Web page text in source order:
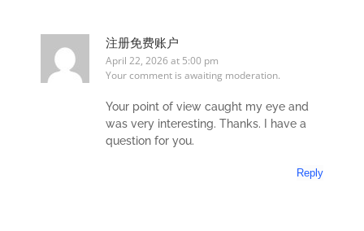
注册免费账户
April 22, 2026 at 5:00 pm
Your comment is awaiting moderation.
Your point of view caught my eye and
was very interesting. Thanks. I have a
question for you.
Reply